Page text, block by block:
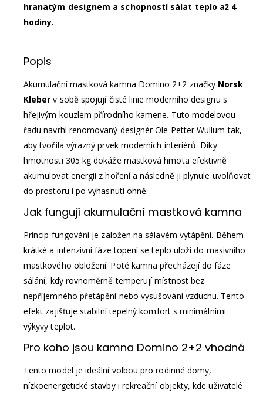
hranatým designem a schopností sálat teplo až 4
hodiny.
Popis
Akumulační mastková kamna Domino 2+2 značky Norsk
Kleber v sobě spojují čisté linie moderního designu s
hřejivým kouzlem přírodního kamene. Tuto modelovou
řadu navrhl renomovaný designér Ole Petter Wullum tak,
aby tvořila výrazný prvek moderních interiérů. Díky
hmotnosti 305 kg dokáže mastková hmota efektivně
akumulovat energii z hoření a následně ji plynule uvolňovat
do prostoru i po vyhasnutí ohně.
Jak fungují akumulační mastková kamna
Princip fungování je založen na sálavém vytápění. Během
krátké a intenzivní fáze topení se teplo uloží do masivního
mastkového obložení. Poté kamna přecházejí do fáze
sálání, kdy rovnoměrně temperují místnost bez
nepříjemného přetápění nebo vysušování vzduchu. Tento
efekt zajišťuje stabilní tepelný komfort s minimálními
výkyvy teplot.
Pro koho jsou kamna Domino 2+2 vhodná
Tento model je ideální volbou pro rodinné domy,
nízkoenergetické stavby i rekreační objekty, kde uživatelé